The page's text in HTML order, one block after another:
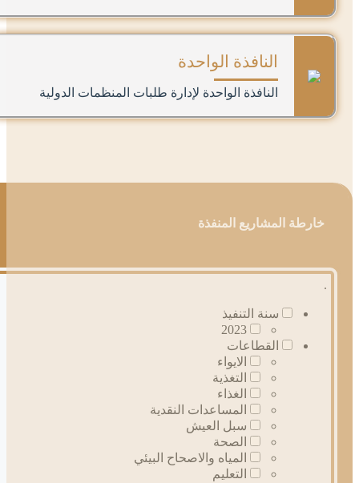
النافذة الواحدة
النافذة الواحدة لإدارة طلبات المنظمات الدولية
خارطة المشاريع المنفذة
سنة التنفيذ
2023
القطاعات
الايواء
التغذية
الغذاء
المساعدات النقدية
سبل العيش
الصحة
المياه والاصحاح البيئي
التعليم